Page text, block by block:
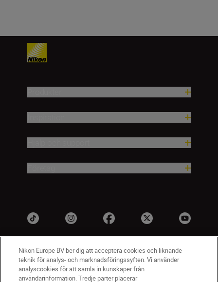
Nikon Europe BV ber dig att acceptera cookies och liknande
teknik för analys- och marknadsföringssyften. Vi använder
analyscookies för att samla in kunskaper från
användarinformation. Tredje parter placerar